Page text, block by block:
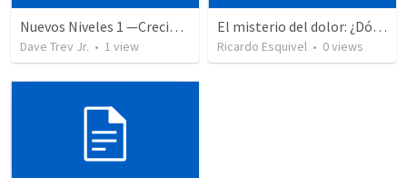
Nuevos Niveles 1 —Creciendo en Dios
Dave Trev Jr. • 1 view
El misterio del dolor: ¿Dónde está Dios cuando sufrimos?
Ricardo Esquivel • 0views